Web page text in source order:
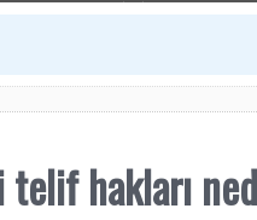
hakları